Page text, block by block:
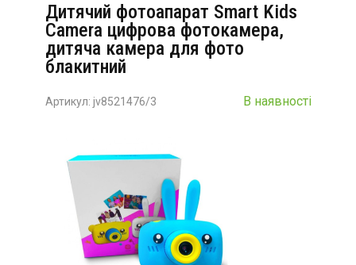
Дитячий фотоапарат Smart Kids
Camera цифрова фотокамера,
дитяча камера для фото
блакитний
Артикул: jv8521476/3 В наявності